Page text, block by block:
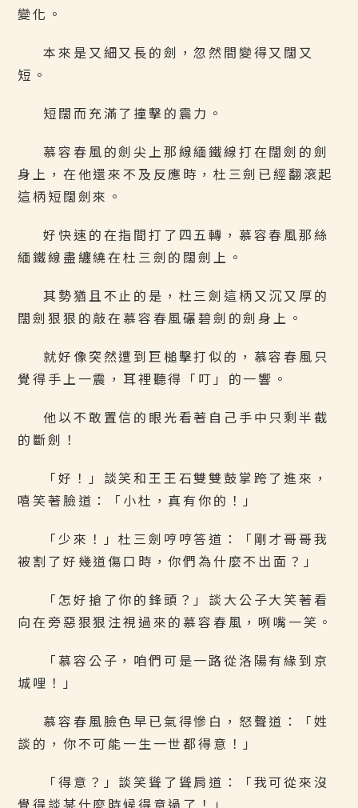
變化。
本來是又細又長的劍，忽然間變得又闊又
短。
短闊而充滿了撞擊的震力。
慕容春風的劍尖上那線緬鐵線打在闊劍的劍
身上，在他還來不及反應時，杜三劍已經翻滾起
這柄短闊劍來。
好快速的在指間打了四五轉，慕容春風那絲
緬鐵線盡纏繞在杜三劍的闊劍上。
其勢猶且不止的是，杜三劍這柄又沉又厚的
闊劍狠狠的敲在慕容春風碾碧劍的劍身上。
就好像突然遭到巨槌擊打似的，慕容春風只
覺得手上一震，耳裡聽得「叮」的一響。
他以不敢置信的眼光看著自己手中只剩半截
的斷劍！
「好！」談笑和王王石雙雙鼓掌跨了進來，
嘻笑著臉道：「小杜，真有你的！」
「少來！」杜三劍哼哼答道：「剛才哥哥我
被割了好幾道傷口時，你們為什麼不出面？」
「怎好搶了你的鋒頭？」談大公子大笑著看
向在旁惡狠狠注視過來的慕容春風，咧嘴一笑。
「慕容公子，咱們可是一路從洛陽有緣到京
城哩！」
慕容春風臉色早已氣得慘白，怒聲道：「姓
談的，你不可能一生一世都得意！」
「得意？」談笑聳了聳肩道：「我可從來沒
覺得談某什麼時候得意過了！」